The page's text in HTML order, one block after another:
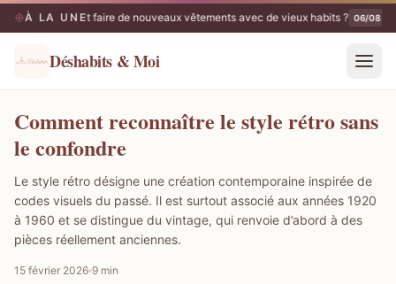
À LA UNE
06/08 Comment faire de nouveaux vêtements avec de vieux habits ? 06/08
Déshabits & Moi
Comment reconnaître le style rétro sans
le confondre
Le style rétro désigne une création contemporaine inspirée de
codes visuels du passé. Il est surtout associé aux années 1920
à 1960 et se distingue du vintage, qui renvoie d’abord à des
pièces réellement anciennes.
15 février 2026 9 min